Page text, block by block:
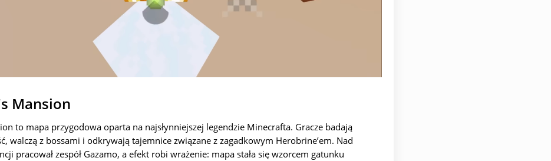
Mansion
to mapa przygodowa oparta na najsłynniejszej legendzie Minecrafta. Gracze badają
walczą z bossami i odkrywają tajemnice związane z zagadkowym Herobrine’em. Nad
pracował zespół Gazamo, a efekt robi wrażenie: mapa stała się wzorcem gatunku